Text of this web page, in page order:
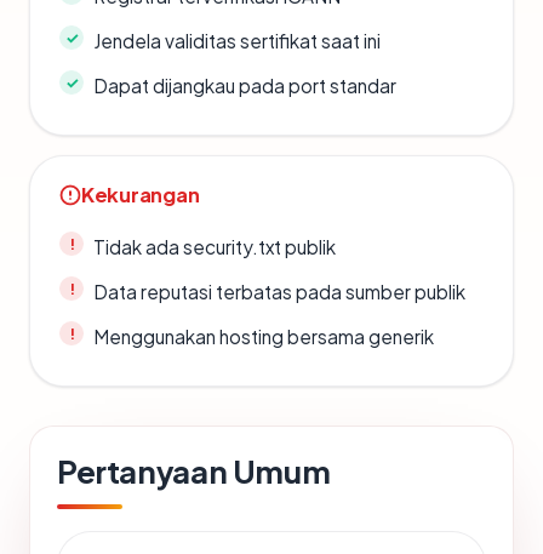
Jendela validitas sertifikat saat ini
Dapat dijangkau pada port standar
Kekurangan
Tidak ada security.txt publik
Data reputasi terbatas pada sumber publik
Menggunakan hosting bersama generik
Pertanyaan Umum